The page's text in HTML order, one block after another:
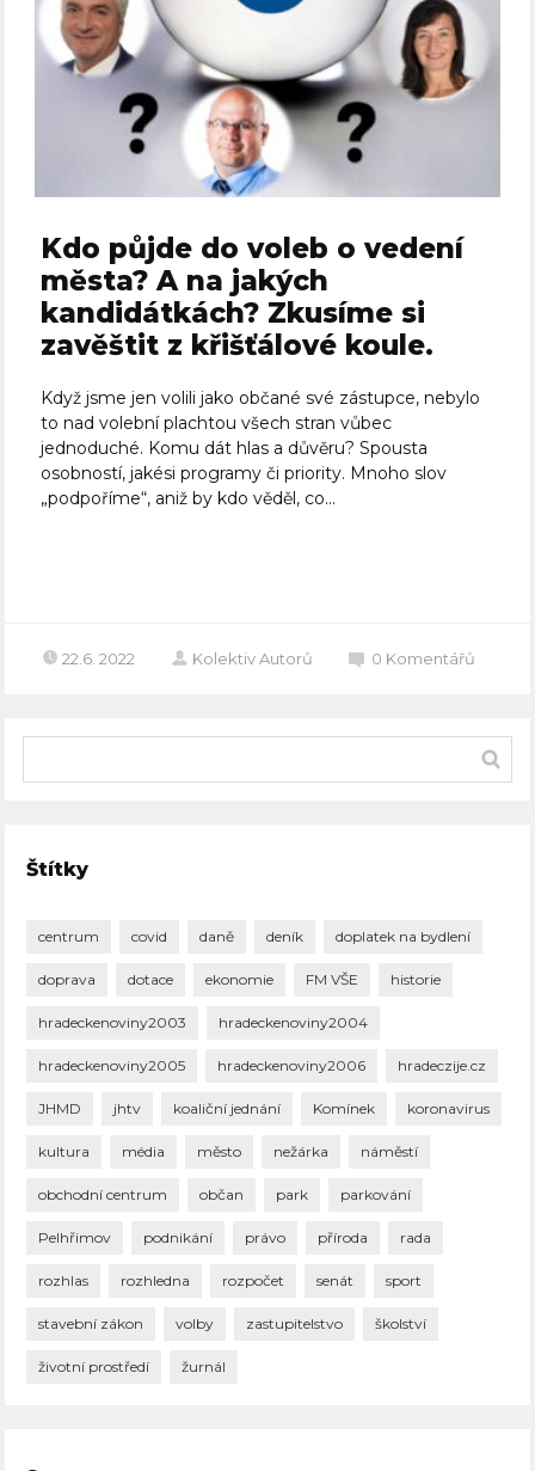
Kdo půjde do voleb o vedení
města? A na jakých
kandidátkách? Zkusíme si
zavěštit z křišťálové koule.
Když jsme jen volili jako občané své zástupce, nebylo
to nad volební plachtou všech stran vůbec
jednoduché. Komu dát hlas a důvěru? Spousta
osobností, jakési programy či priority. Mnoho slov
„podpoříme“, aniž by kdo věděl, co...
22.6. 2022 Kolektiv Autorů 0 Komentářů
Štítky
centrum covid daně deník doplatek na bydlení
doprava dotace ekonomie FM VŠE historie
hradeckenoviny2003 hradeckenoviny2004
hradeckenoviny2005 hradeckenoviny2006 hradeczije.cz
JHMD jhtv koaliční jednání Komínek koronavirus
kultura média město nežárka náměstí
obchodní centrum občan park parkování
Pelhřimov podnikání právo příroda rada
rozhlas rozhledna rozpočet senát sport
stavební zákon volby zastupitelstvo školství
životní prostředí žurnál